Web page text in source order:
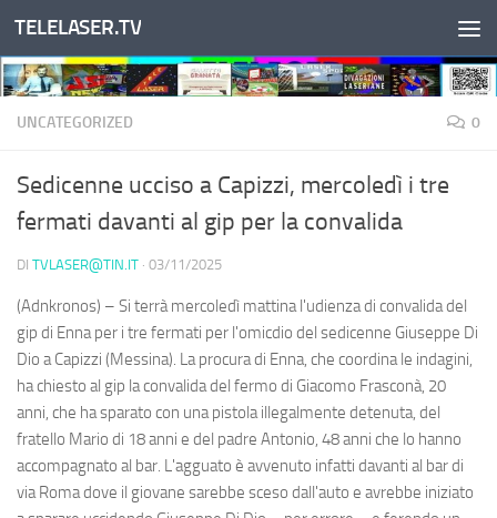
Salta al contenuto
TELELASER.TV
UNCATEGORIZED 0
Sedicenne ucciso a Capizzi, mercoledì i tre
fermati davanti al gip per la convalida
DI TVLASER@TIN.IT · 03/11/2025
(Adnkronos) – Si terrà mercoledì mattina l'udienza di convalida del
gip di Enna per i tre fermati per l'omicdio del sedicenne Giuseppe Di
Dio a Capizzi (Messina). La procura di Enna, che coordina le indagini,
ha chiesto al gip la convalida del fermo di Giacomo Frasconà, 20
anni, che ha sparato con una pistola illegalmente detenuta, del
fratello Mario di 18 anni e del padre Antonio, 48 anni che lo hanno
accompagnato al bar. L'agguato è avvenuto infatti davanti al bar di
via Roma dove il giovane sarebbe sceso dall'auto e avrebbe iniziato